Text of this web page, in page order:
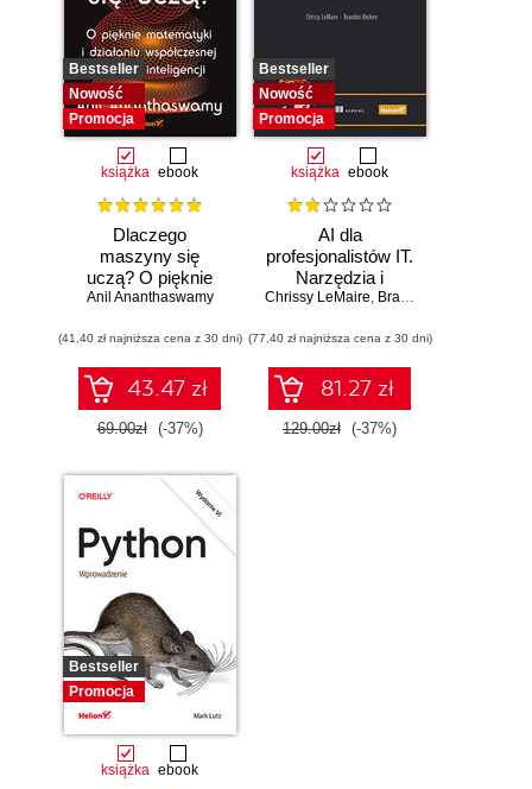
Bestseller
Nowość
Promocja
książka ebook
Dlaczego
maszyny się
uczą? O pięknie
matematyki i
współczesnej
sztucznej
inteligencji
Anil Ananthaswamy
(41,40 zł najniższa cena z 30 dni)
43.47 zł
69.00zł (-37%)
Bestseller
Nowość
Promocja
książka ebook
AI dla
profesjonalistów IT.
Narzędzia i
techniki
produktywność
Chrissy LeMaire, Brandon Abshire
(77,40 zł najniższa cena z 30 dni)
81.27 zł
129.00zł (-37%)
Bestseller
Promocja
książka ebook